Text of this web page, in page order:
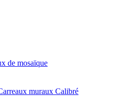
de mosaïque
muraux Calibré